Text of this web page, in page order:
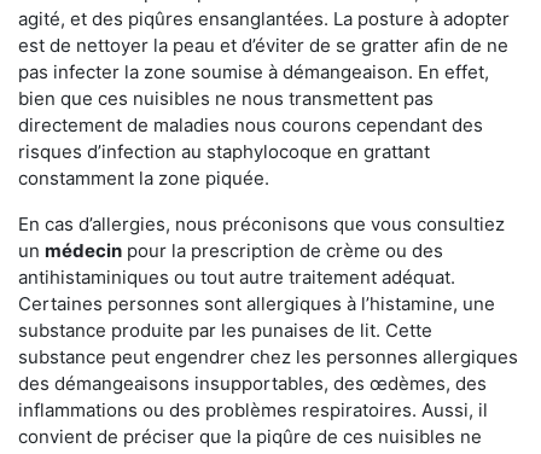
agité, et des piqûres ensanglantées. La posture à adopter
est de nettoyer la peau et d’éviter de se gratter afin de ne
pas infecter la zone soumise à démangeaison. En effet,
bien que ces nuisibles ne nous transmettent pas
directement de maladies nous courons cependant des
risques d’infection au staphylocoque en grattant
constamment la zone piquée.
En cas d’allergies, nous préconisons que vous consultiez
un médecin pour la prescription de crème ou des
antihistaminiques ou tout autre traitement adéquat.
Certaines personnes sont allergiques à l’histamine, une
substance produite par les punaises de lit. Cette
substance peut engendrer chez les personnes allergiques
des démangeaisons insupportables, des œdèmes, des
inflammations ou des problèmes respiratoires. Aussi, il
convient de préciser que la piqûre de ces nuisibles ne